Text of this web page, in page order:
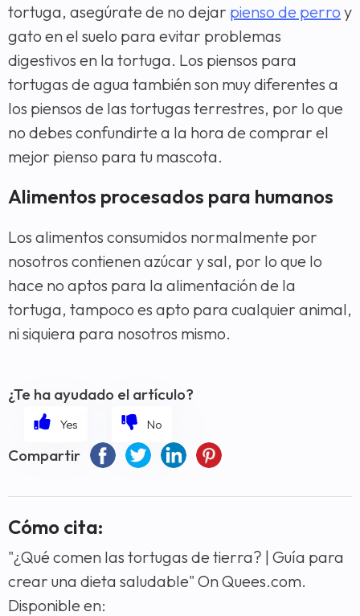
tortuga, asegúrate de no dejar pienso de perro y
gato en el suelo para evitar problemas
digestivos en la tortuga. Los piensos para
tortugas de agua también son muy diferentes a
los piensos de las tortugas terrestres, por lo que
no debes confundirte a la hora de comprar el
mejor pienso para tu mascota.
Alimentos procesados para humanos
Los alimentos consumidos normalmente por
nosotros contienen azúcar y sal, por lo que lo
hace no aptos para la alimentación de la
tortuga, tampoco es apto para cualquier animal,
ni siquiera para nosotros mismo.
¿Te ha ayudado el artículo?
Compartir
Cómo cita:
"¿Qué comen las tortugas de tierra? | Guía para
crear una dieta saludable" On Quees.com.
Disponible en: